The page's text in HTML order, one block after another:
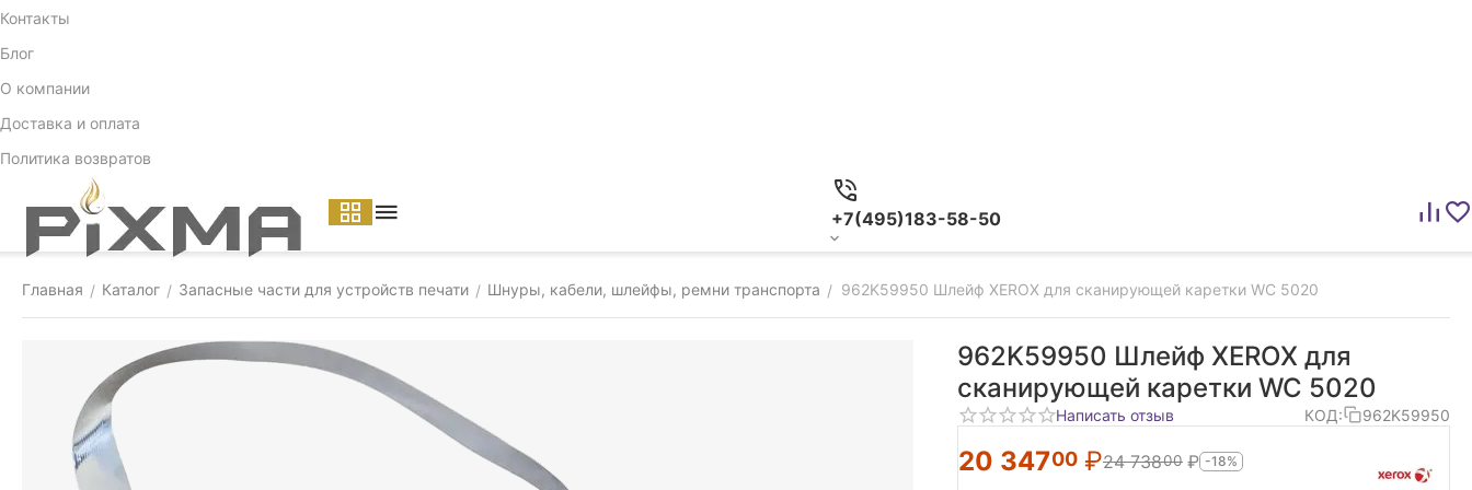
Контакты
Блог
О компании
Доставка и оплата
Политика возвратов
+7(495)183-58-50
Главная / Каталог / Запасные части для устройств печати / Шнуры, кабели, шлейфы, ремни транспорта / 962K59950 Шлейф XEROX для сканирующей каретки WC 5020
962K59950 Шлейф XEROX для
сканирующей каретки WC 5020
Написать отзыв КОД: 962K59950
20 34700 ₽24 73800 ₽ -18%